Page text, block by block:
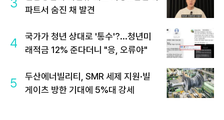
파트서 숨진 채 발견
4
국가가 청년 상대로 '통수'?...청년미
래적금 12% 준다더니 "응, 오류야"
5
두산에너빌리티, SMR 세제 지원·빌
게이츠 방한 기대에 5%대 강세